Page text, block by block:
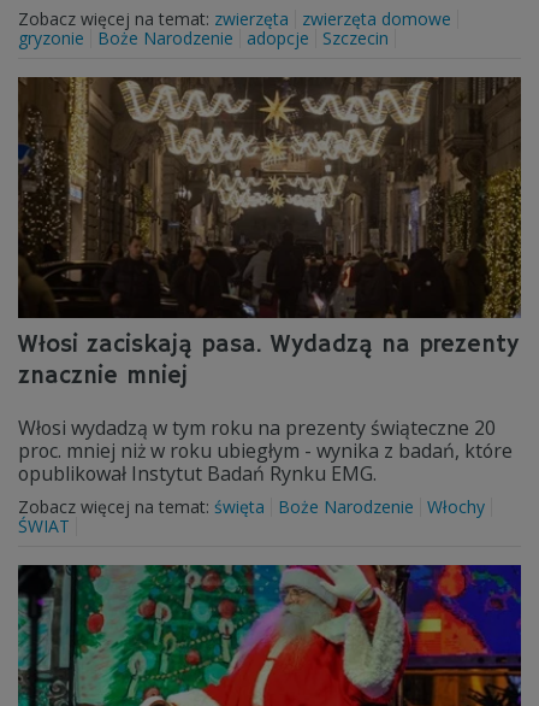
Zobacz więcej na temat: zwierzęta
zwierzęta domowe
gryzonie
Boże Narodzenie adopcje Szczecin
Włosi zaciskają pasa. Wydadzą na prezenty
znacznie mniej
Włosi wydadzą w tym roku na prezenty świąteczne 20
proc. mniej niż w roku ubiegłym - wynika z badań, które
opublikował Instytut Badań Rynku EMG.
Zobacz więcej na temat: święta Boże Narodzenie
Włochy
ŚWIAT